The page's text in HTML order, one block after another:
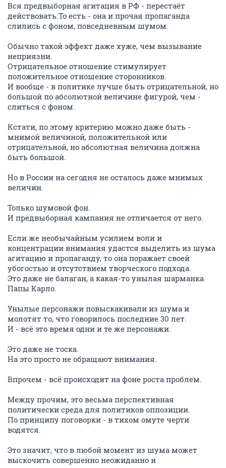
Вся предвыборная агитация в РФ - перестаёт
действовать.То есть - она и прочая пропаганда
слились с фоном, повседневным шумом.
Обычно такой эффект даже хуже, чем вызывание
неприязни.
Отрицательное отношение стимулирует
положительное отношение сторонников.
И вообще - в политике лучше быть отрицательной, но
большой по абсолютной величине фигурой, чем -
слиться с фоном.
Кстати, по этому критерию можно даже быть -
мнимой величиной, положительной или
отрицательной, но абсолютная величина должна
быть большой.
Но в России на сегодня не осталось даже мнимых
величин.
Только шумовой фон.
И предвыборная кампания не отличается от него.
Если же необычайным усилием воли и
концентрации внимания удастся выделить из шума
агитацию и пропаганду, то она поражает своей
убогостью и отсутствием творческого подхода.
Это даже не балаган, а какая-то унылая шарманка
Папы Карло.
Унылые персонажи повыскакивали из шума и
молотят то, что говорилось последние 30 лет.
И - всё это время одни и те же персонажи.
Это даже не тоска.
На это просто не обращают внимания.
Впрочем - всё происходит на фоне роста проблем.
Между прочим, это весьма перспективная
политически среда для политиков оппозиции.
По принципу поговорки - в тихом омуте черти
водятся.
Это значит, что в любой момент из шума может
выскочить совершенно неожиданно и